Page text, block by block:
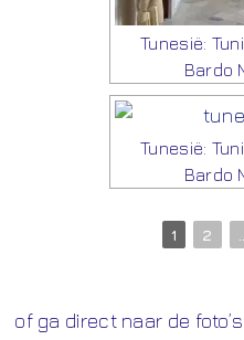
Tunesië:
Bardo
Tunesië:
Bardo
1 2
of ga direct naar de